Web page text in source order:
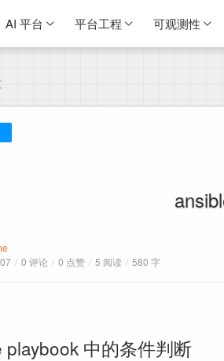
AI 平台 平台工程 可观测性
/ 0 评论 / 0 点赞 / 5 阅读 / 580 字
playbook 中的条件判断